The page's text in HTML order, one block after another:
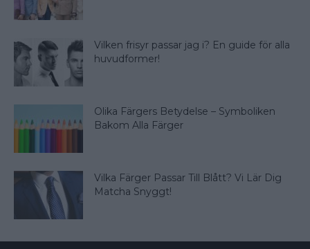
Vilken frisyr passar jag i? En guide för alla
huvudformer!
Olika Färgers Betydelse – Symboliken
Bakom Alla Färger
Vilka Färger Passar Till Blått? Vi Lär Dig
Matcha Snyggt!